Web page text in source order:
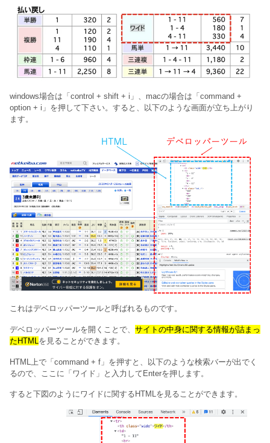
windows場合は「control + shift + i」、macの場合は「command +
option + i」を押して下さい。すると、以下のような画面が立ち上がり
ます。
これはデベロッパーツールと呼ばれるものです。
デベロッパーツールを開くことで、 サイトの中身に関する情報が詰まっ
たHTML を見ることができます。
HTML上で「command + f」を押すと、以下のような検索バーが出でく
るので、ここに「ワイド」と入力してEnterを押します。
すると下図のようにワイドに関するHTMLを見ることができます。